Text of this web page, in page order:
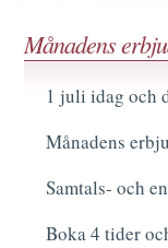
Månadens
1 juli idag och
Månadens
Samtals- och
Boka 4 tider